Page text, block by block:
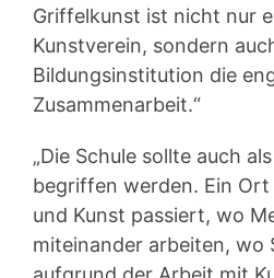
Griffelkunst ist nicht nur
Kunstverein, sondern
Bildungsinstitution die
Zusammenarbeit.“
„Die Schule sollte auch
begriffen werden. Ein
und Kunst passiert, wo
miteinander arbeiten, wo